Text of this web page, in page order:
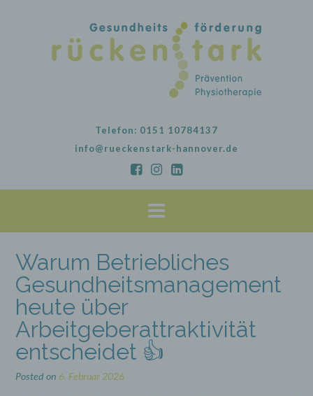
Telefon: 0151 10784137
info@rueckenstark-hannover.de
Warum Betriebliches
Gesundheitsmanagement
heute über
Arbeitgeberattraktivität
entscheidet 👍
Posted on 6. Februar 2026